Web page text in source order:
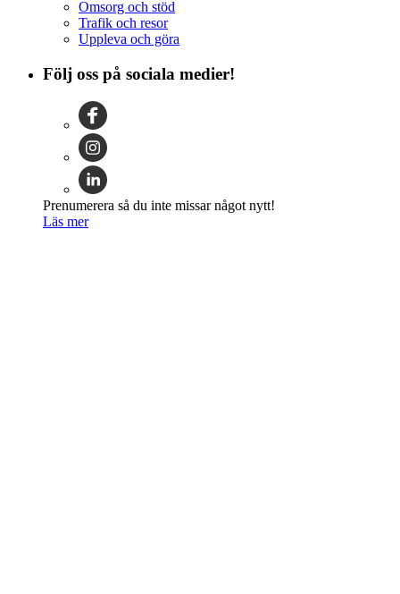
Omsorg och stöd
Trafik och resor
Uppleva och göra
Följ oss på sociala medier!
Prenumerera så du inte missar något nytt!
Läs mer